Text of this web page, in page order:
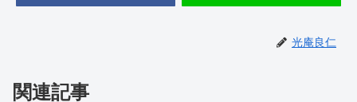
光庵良仁
関連記事